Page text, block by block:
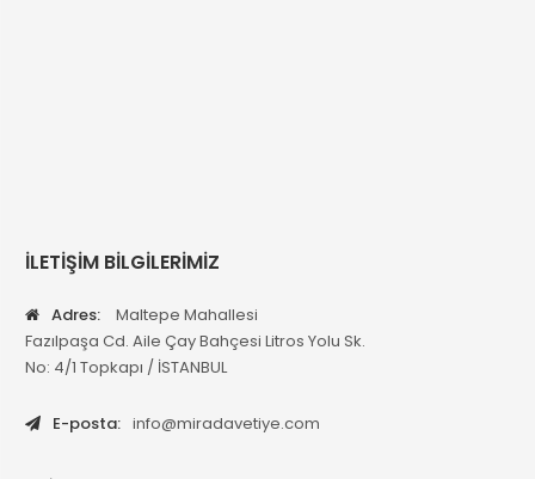
İLETİŞİM BİLGİLERİMİZ
Adres:
Maltepe Mahallesi
Fazılpaşa Cd. Aile Çay Bahçesi Litros Yolu Sk.
No: 4/1 Topkapı / İSTANBUL
E-posta: info@miradavetiye.com